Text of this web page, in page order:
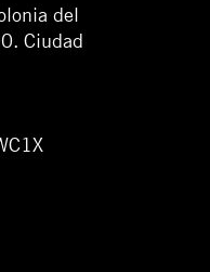
del
Ciudad